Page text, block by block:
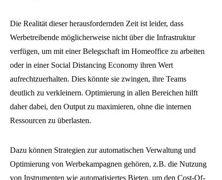
Die Realität dieser herausfordernden Zeit ist leider, dass
Werbetreibende möglicherweise nicht über die Infrastruktur
verfügen, um mit einer Belegschaft im Homeoffice zu arbeiten
oder in einer Social Distancing Economy ihren Wert
aufrechtzuerhalten. Dies könnte sie zwingen, ihre Teams
deutlich zu verkleinern. Optimierung in allen Bereichen hilft
daher dabei, den Output zu maximieren, ohne die internen
Ressourcen zu überlasten.
Dazu können Strategien zur automatischen Verwaltung und
Optimierung von Werbekampagnen gehören, z.B. die Nutzung
von Instrumenten wie automatisiertes Bieten, um den Cost-Of-